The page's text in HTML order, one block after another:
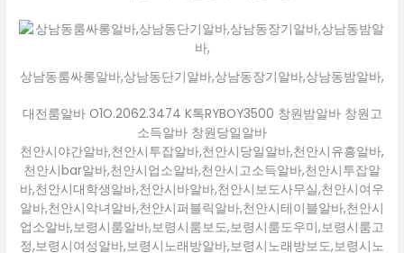
상남동룸싸롱알바,상남동단기알바,상남동장기알바,상남동밤알바,
대전룸알바 O1O.2062.3474 K톡RYBOY3500 창원밤알바 창원고
소득알바 창원당일알바
천안시야간알바,천안시투잡알바,천안시당일알바,천안시유흥알바,
천안시bar알바,천안시업소알바,천안시고소득알바,천안시투잡알
바,천안시대학생알바,천안시바알바,천안시보도사무실,천안시여우
알바,천안시악녀알바,천안시퍼블릭알바,천안시테이블알바,천안시
업소알바,보령시룸알바,보령시룸보도,보령시룸도우미,보령시룸고
정,보령시여성알바,보령시노래방알바,보령시노래방보도,보령시노